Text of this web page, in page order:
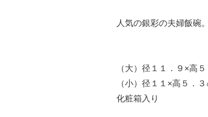
人気の銀彩の夫婦飯碗。
（大）径１１．９×高
（小）径１１×高５．３
化粧箱入り